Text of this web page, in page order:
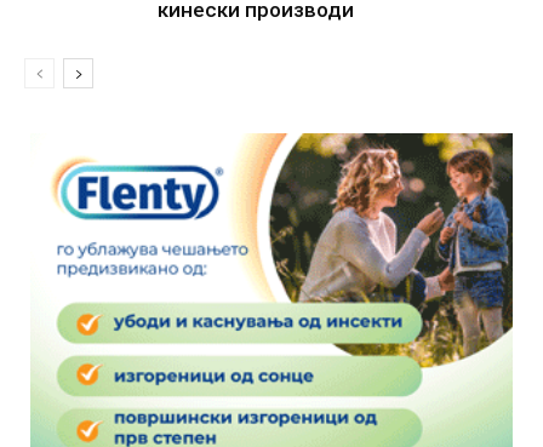
кинески производи